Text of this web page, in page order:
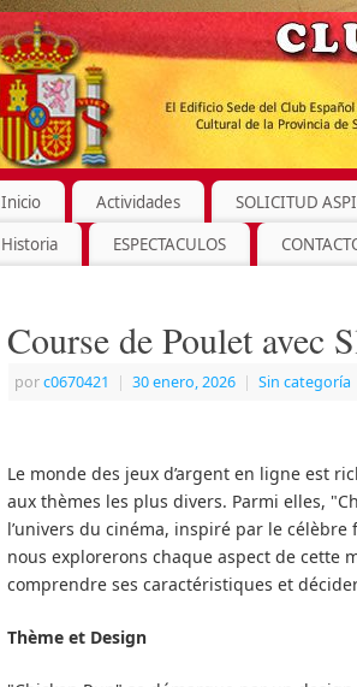
Inicio Actividades SOLICITUD
Historia
ESPECTACULOS
Course de Poulet avec
porc0670421 | 30 enero, 2026 | Sin categoría
Le monde des jeux d’argent en ligne est
aux thèmes les plus divers. Parmi elles,
l’univers du cinéma, inspiré par le
nous explorerons chaque aspect de cette
comprendre ses caractéristiques et
Thème et Design